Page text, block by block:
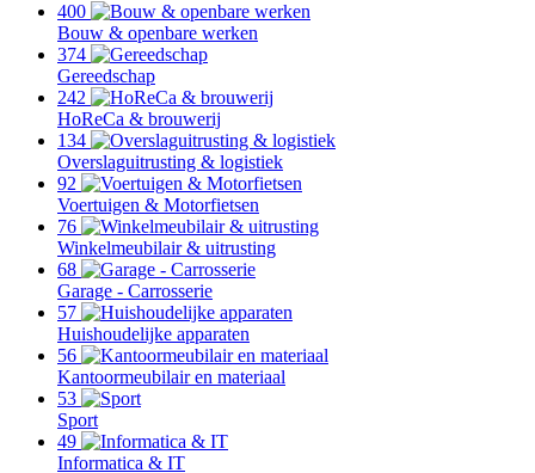
400
Bouw & openbare werken
374
Gereedschap
242
HoReCa & brouwerij
134
Overslaguitrusting & logistiek
92
Voertuigen & Motorfietsen
76
Winkelmeubilair & uitrusting
68
Garage - Carrosserie
57
Huishoudelijke apparaten
56
Kantoormeubilair en materiaal
53
Sport
49
Informatica & IT